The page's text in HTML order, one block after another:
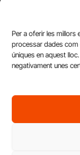
Per a oferir les millors
processar dades com
úniques en aquest
negativament unes